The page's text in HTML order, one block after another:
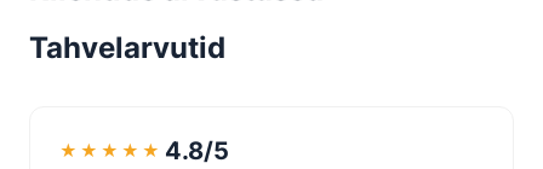
Tahvelarvutid
★ ★ ★ ★ ★ 4.8/5